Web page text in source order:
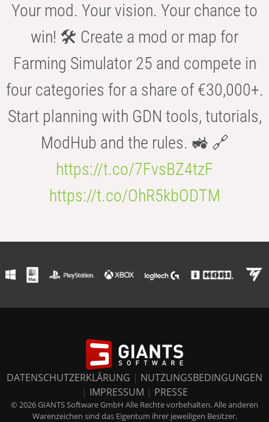
Your mod. Your vision. Your chance to
win! 🛠️ Create a mod or map for
Farming Simulator 25 and compete in
four categories for a share of €30,000+.
Start planning with GDN tools, tutorials,
ModHub and the rules. 🚜 🔗
https://t.co/7FvsBZ4tzF
https://t.co/OhR5kbODTM
DATENSCHUTZERKLÄRUNG | NUTZUNGSBEDINGUNGEN
| IMPRESSUM | PRESSE
© 2026 GIANTS Software GmbH Alle Rechte vorbehalten. Alle anderen
Warenzeichen sind das Eigentum ihrer jeweiligen Besitzer.